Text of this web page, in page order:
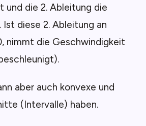
und die 2. Ableitung die
Ist diese 2. Ableitung an
nimmt die Geschwindigkeit
aber auch konvexe und
(Intervalle) haben.